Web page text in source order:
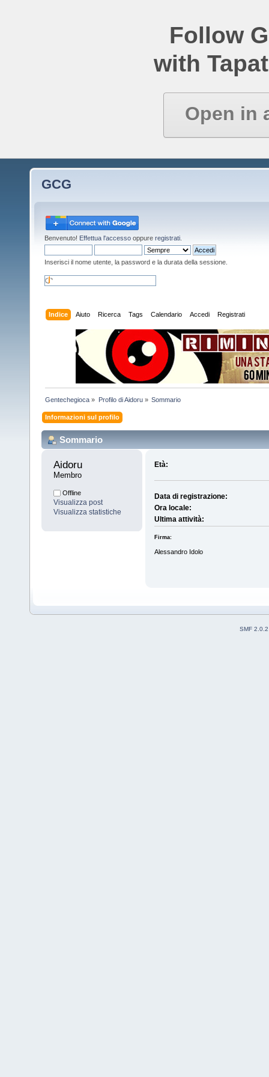
Follow
with
Open in
GCG
Benvenuto! Effettua l'accesso oppure registrati
Inserisci il nome utente, la password e la durata della sessione.
Indice Aiuto Ricerca Tags Calendario Accedi Registrati
Gentechegioca » Profilo di Aidoru» Sommario
Informazioni sul profilo
Sommario
Aidoru
Membro
Offline
Visualizza post
Visualizza statistiche
Età:
Data di registrazione:
Ora locale:
Ultima attività:
Firma:
Alessandro Idolo
SMF 2.0.2